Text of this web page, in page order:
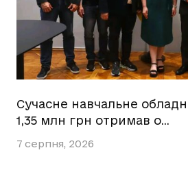
Сучасне навчальне
1,35 млн грн отримав о…
7 серпня, 2026